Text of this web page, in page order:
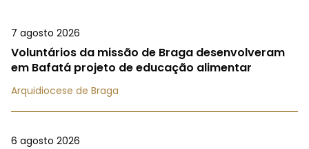
7 agosto 2026
Voluntários da missão de Braga desenvolveram
em Bafatá projeto de educação alimentar
Arquidiocese de Braga
6 agosto 2026